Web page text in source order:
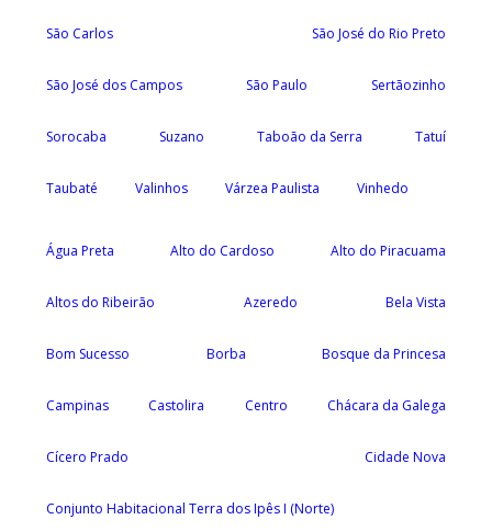
São Carlos São José do Rio Preto
São José dos Campos São Paulo Sertãozinho
Sorocaba Suzano Taboão da Serra Tatuí
Taubaté Valinhos Várzea Paulista Vinhedo
Água Preta Alto do Cardoso Alto do Piracuama
Altos do Ribeirão Azeredo Bela Vista
Bom Sucesso Borba Bosque da Princesa
Campinas Castolira Centro Chácara da Galega
Cícero Prado Cidade Nova
Conjunto Habitacional Terra dos Ipês I (Norte)